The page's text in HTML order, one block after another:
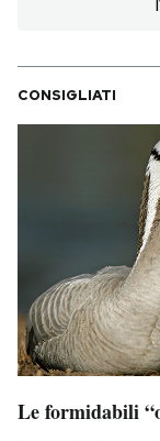
AREA
Area
Newsletter
Notifiche
Regala il Post
Hai bisogno
Esci
CONSIGLIATI
Le formidabili